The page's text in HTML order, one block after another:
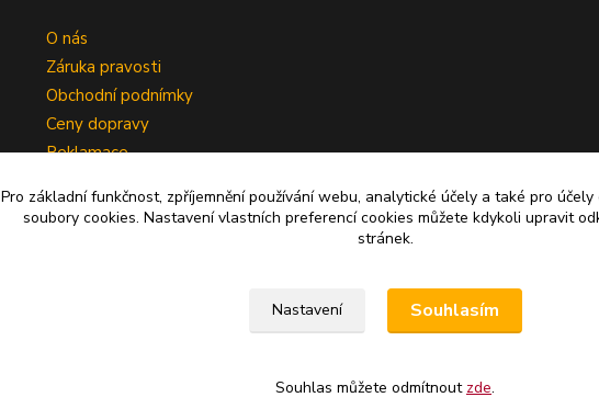
O nás
Záruka pravosti
Obchodní podnímky
Ceny dopravy
Reklamace
Upravit sběr cookies.
Pro základní funkčnost, zpříjemnění používání webu, analytické účely a také pro účely
soubory cookies. Nastavení vlastních preferencí cookies můžete kdykoli upravit
stránek.
Nastavení Souhlasím
Souhlas můžete odmítnout zde.